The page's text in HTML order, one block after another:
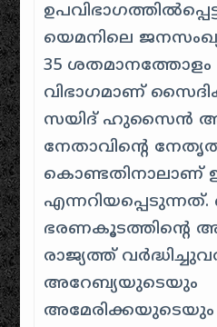
യെമനിലെ
35
വിഭാഗമാണ്
സയിദ് ഹുസൈൻ
നേതാവിന്റെ
കൊണ്ടതിനാലാണ്
ഭരണകൂടത്തിന്റെ
രാജ്യത്ത്
അറേബ്യയുടെയും
അമേരിക്കയുടെയും